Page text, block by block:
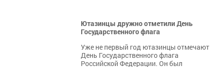
Ютазинцы дружно отметили День
Государственного флага
Уже не первый год ютазинцы отмечают
День Государственного флага
Российской Федерации. Он был